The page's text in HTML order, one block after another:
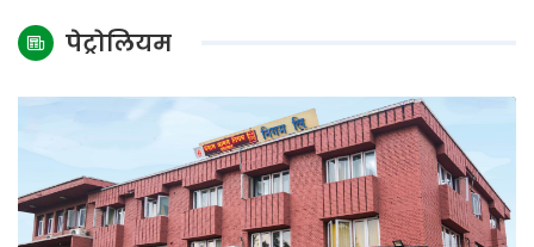
जलवायु
उहिलेकाे
खबर
पेट्रोलियम